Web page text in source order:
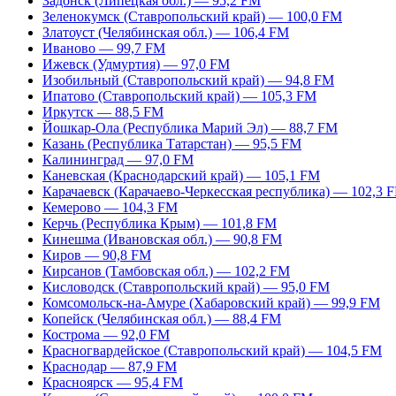
Зеленокумск (Ставропольский край) — 100,0 FM
Златоуст (Челябинская обл.) — 106,4 FM
Иваново — 99,7 FM
Ижевск (Удмуртия) — 97,0 FM
Изобильный (Ставропольский край) — 94,8 FM
Ипатово (Ставропольский край) — 105,3 FM
Иркутск — 88,5 FM
Йошкар-Ола (Республика Марий Эл) — 88,7 FM
Казань (Республика Татарстан) — 95,5 FM
Калининград — 97,0 FM
Каневская (Краснодарский край) — 105,1 FM
Карачаевск (Карачаево-Черкесская республика) — 102,3
Кемерово — 104,3 FM
Керчь (Республика Крым) — 101,8 FM
Кинешма (Ивановская обл.) — 90,8 FM
Киров — 90,8 FM
Кирсанов (Тамбовская обл.) — 102,2 FM
Кисловодск (Ставропольский край) — 95,0 FM
Комсомольск-на-Амуре (Хабаровский край) — 99,9 FM
Копейск (Челябинская обл.) — 88,4 FM
Кострома — 92,0 FM
Красногвардейское (Ставропольский край) — 104,5 FM
Краснодар — 87,9 FM
Красноярск — 95,4 FM